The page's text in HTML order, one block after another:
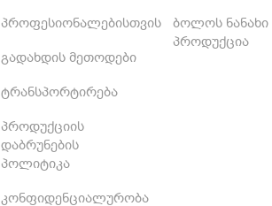
პროფესიონალებისთვის
გადახდის მეთოდები
ტრანსპორტირება
პროდუქციის
დაბრუნების
პოლიტიკა
კონფიდენციალურობა
ბოლოს ნანახი
პროდუქცია